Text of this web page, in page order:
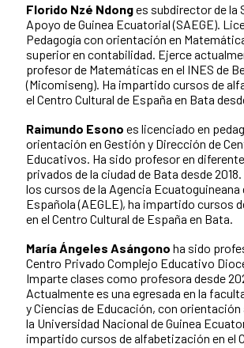
Florido Nzé Ndonges subdirector de la
Apoyo de Guinea Ecuatorial (SAEGE).
Pedagogía con orientación en
superior en contabilidad. Ejerce
profesor de Matemáticas en el INES de
(Micomiseng). Ha impartido cursos de
el Centro Cultural de España en Bata
Raimundo Esono es licenciado en
orientación en Gestión y Dirección de
Educativos. Ha sido profesor en
privados de la ciudad de Bata desde
los cursos de la Agencia Ecuatoguineana
Española (AEGLE), ha impartido cursos
en el Centro Cultural de España en Bata.
María Ángeles Asángono ha sido
Centro Privado Complejo Educativo
Imparte clases como profesora desde
Actualmente es una egresada en la
y Ciencias de Educación, con orientación
la Universidad Nacional de Guinea
impartido cursos de alfabetización en el